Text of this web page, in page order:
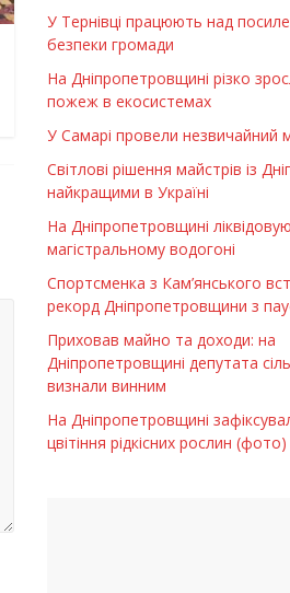
У Тернівці працюють над
безпеки громади
На Дніпропетровщині різко
пожеж в екосистемах
У Самарі провели незвичайний
Світлові рішення майстрів із
найкращими в Україні
На Дніпропетровщині
магістральному водогоні
Спортсменка з Кам’янського
рекорд Дніпропетровщини з
Приховав майно та доходи: на
Дніпропетровщині депутата
визнали винним
На Дніпропетровщині
цвітіння рідкісних рослин (фото)